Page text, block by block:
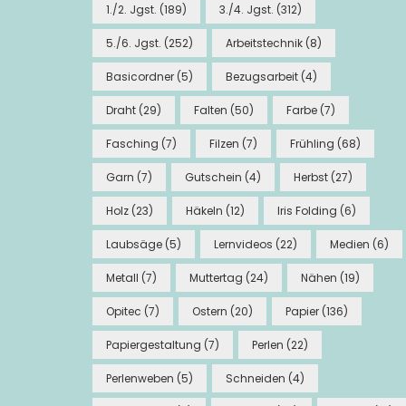
1./2. Jgst. (189) 3./4. Jgst. (312)
5./6. Jgst. (252) Arbeitstechnik (8)
Basicordner (5) Bezugsarbeit (4)
Draht (29) Falten (50) Farbe (7)
Fasching (7) Filzen (7) Frühling (68)
Garn (7) Gutschein (4) Herbst (27)
Holz (23) Häkeln (12) Iris Folding (6)
Laubsäge (5) Lernvideos (22) Medien (6)
Metall (7) Muttertag (24) Nähen (19)
Opitec (7) Ostern (20) Papier (136)
Papiergestaltung (7) Perlen (22)
Perlenweben (5) Schneiden (4)